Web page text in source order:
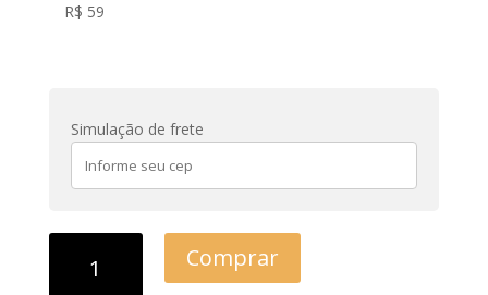
R$ 59
Simulação de frete
Comprar